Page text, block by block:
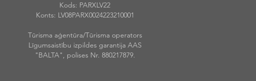
Kods: PARXLV22
Konts: LV08PARX0024223210001
Tūrisma aģentūra/Tūrisma operators
Līgumsaistību izpildes garantija AAS
"BALTA", polises Nr. 880217879.